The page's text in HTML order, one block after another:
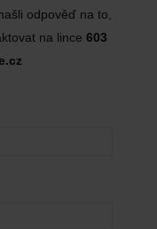
odpověď na to,
na lince 603